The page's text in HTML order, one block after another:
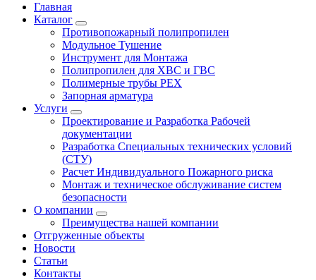
Главная
Каталог
Противопожарный полипропилен
Модульное Тушение
Инструмент для Монтажа
Полипропилен для ХВС и ГВС
Полимерные трубы PEX
Запорная арматура
Услуги
Проектирование и Разработка Рабочей
документации
Разработка Специальных технических условий
(СТУ)
Расчет Индивидуального Пожарного риска
Монтаж и техническое обслуживание систем
безопасности
О компании
Преимущества нашей компании
Отгруженные объекты
Новости
Статьи
Контакты